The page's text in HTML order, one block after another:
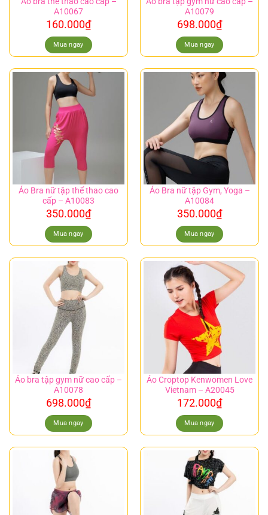
A10067
160.000₫
Mua ngay
A10079
698.000₫
Mua ngay
Áo Bra nữ tập thể thao cao
cấp – A10083
350.000₫
Mua ngay
Áo Bra nữ tập Gym, Yoga –
A10084
350.000₫
Mua ngay
Áo bra tập gym nữ cao cấp –
A10078
698.000₫
Mua ngay
Áo Croptop Kenwomen Love
Vietnam – A20045
172.000₫
Mua ngay